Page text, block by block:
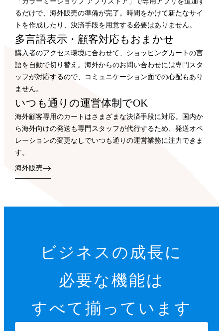
るだけで、海外販売の準備が完了。時間をかけて新たなサイ
トを作成したり、決済手段を用意する必要はありません。
多言語表示・顧客対応もおまかせ
購入者のアクセス環境に合わせて、ショッピングカートの言
語を自動で切り替え。海外からのお問い合わせには専門スタ
ッフが対応するので、コミュニケーション面での心配もあり
ません。
いつも通りの運営体制でOK
海外顧客専用のカートはさまざまな決済手段に対応。国内か
ら海外向けの発送も専門スタッフが代行するため、発送オペ
レーションの変更なしでいつも通りの運営業務に注力できま
す。
海外販売
ビジネスの成長に
必要な機能は
すべて揃っています